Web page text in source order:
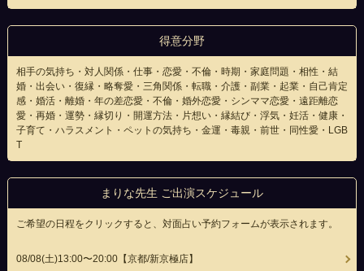
得意分野
相手の気持ち・対人関係・仕事・恋愛・不倫・時期・家庭問題・相性・結
婚・出会い・復縁・略奪愛・三角関係・転職・介護・副業・起業・自己肯定
感・婚活・離婚・年の差恋愛・不倫・婚外恋愛・シンママ恋愛・遠距離恋
愛・再婚・運勢・縁切り・開運方法・片想い・縁結び・浮気・妊活・健康・
子育て・ハラスメント・ペットの気持ち・金運・毒親・前世・同性愛・LGB
T
まりな先生 ご出演スケジュール
ご希望の日程をクリックすると、対面占い予約フォームが表示されます。
08/08(土)13:00〜20:00【京都/新京極店】